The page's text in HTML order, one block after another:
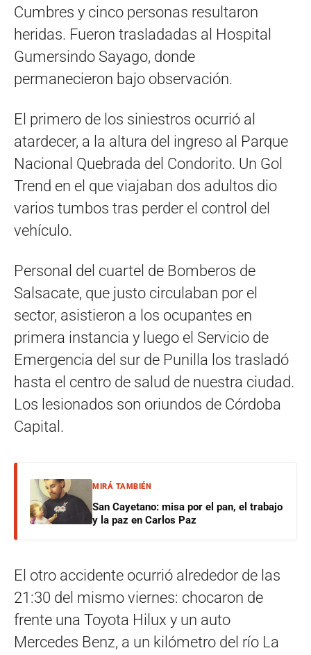
Cumbres y cinco personas resultaron
heridas. Fueron trasladadas al Hospital
Gumersindo Sayago, donde
permanecieron bajo observación.
El primero de los siniestros ocurrió al
atardecer, a la altura del ingreso al Parque
Nacional Quebrada del Condorito. Un Gol
Trend en el que viajaban dos adultos dio
varios tumbos tras perder el control del
vehículo.
Personal del cuartel de Bomberos de
Salsacate, que justo circulaban por el
sector, asistieron a los ocupantes en
primera instancia y luego el Servicio de
Emergencia del sur de Punilla los trasladó
hasta el centro de salud de nuestra ciudad.
Los lesionados son oriundos de Córdoba
Capital.
MIRÁ TAMBIÉN
San Cayetano: misa por el pan, el trabajo
y la paz en Carlos Paz
El otro accidente ocurrió alrededor de las
21:30 del mismo viernes: chocaron de
frente una Toyota Hilux y un auto
Mercedes Benz, a un kilómetro del río La